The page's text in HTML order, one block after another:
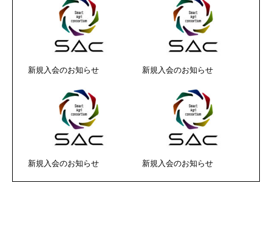
新規入会のお知らせ 新規入会のお知らせ
新規入会のお知らせ 新規入会のお知らせ